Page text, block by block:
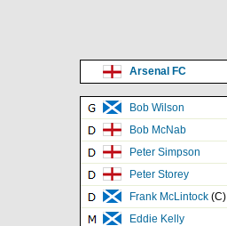
Arsenal FC
Bob Wilson
Bob McNab
Peter Simpson
Peter Storey
Frank McLintock (C)
Eddie Kelly